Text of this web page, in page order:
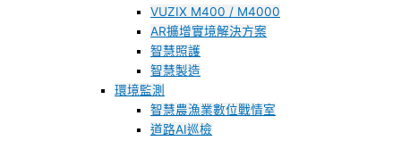
VUZIX M400 / M4000
AR擴增實境解決方案
智慧照護
智慧製造
環境監測
智慧農漁業數位戰情室
道路AI巡檢